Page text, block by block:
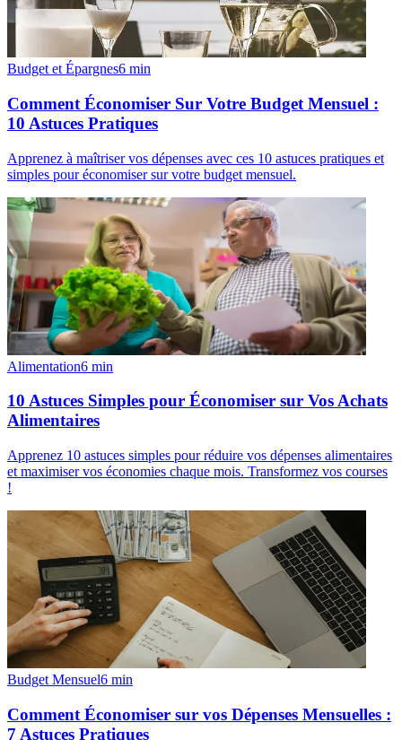
Budget et Épargnes6 min
Comment Économiser Sur Votre Budget Mensuel :
10 Astuces Pratiques
Apprenez à maîtriser vos dépenses avec ces 10 astuces pratiques et
simples pour économiser sur votre budget mensuel.
Alimentation6 min
10 Astuces Simples pour Économiser sur Vos Achats
Alimentaires
Apprenez 10 astuces simples pour réduire vos dépenses alimentaires
et maximiser vos économies chaque mois. Transformez vos courses
!
Budget Mensuel6 min
Comment Économiser sur vos Dépenses Mensuelles :
7 Astuces Pratiques